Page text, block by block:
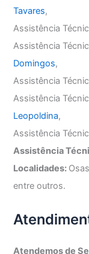
Tavares,
Assistência
Assistência
Domingos,
Assistência
Assistência
Leopoldina,
Assistência
Assistência
Localidades:
entre outros.
Atendemos de